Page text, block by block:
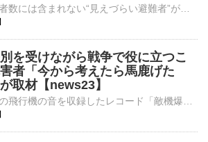
を受けながら戦争で役に立つこ
「今から考えたら馬鹿げた
取材【news23】